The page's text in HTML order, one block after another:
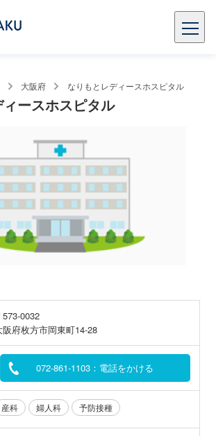
大阪府 なりもとレディースホスピタル
ースホスピタル
573-0032
阪府枚方市岡東町14-28
072-861-1103：電話をかける
産科 婦人科 予防接種